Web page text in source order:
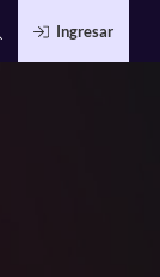
Ingresar